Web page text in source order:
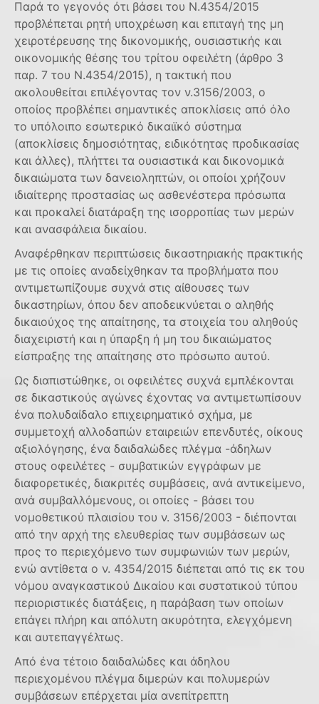
Παρά το γεγονός ότι βάσει του Ν.4354/2015
προβλέπεται ρητή υποχρέωση και επιταγή της μη
χειροτέρευσης της δικονομικής, ουσιαστικής και
οικονομικής θέσης του τρίτου οφειλέτη (άρθρο 3
παρ. 7 του Ν.4354/2015), η τακτική που
ακολουθείται επιλέγοντας τον ν.3156/2003, ο
οποίος προβλέπει σημαντικές αποκλίσεις από όλο
το υπόλοιπο εσωτερικό δικαιϊκό σύστημα
(αποκλίσεις δημοσιότητας, ειδικότητας προδικασίας
και άλλες), πλήττει τα ουσιαστικά και δικονομικά
δικαιώματα των δανειοληπτών, οι οποίοι χρήζουν
ιδιαίτερης προστασίας ως ασθενέστερα πρόσωπα
και προκαλεί διατάραξη της ισορροπίας των μερών
και ανασφάλεια δικαίου.
Αναφέρθηκαν περιπτώσεις δικαστηριακής πρακτικής
με τις οποίες αναδείχθηκαν τα προβλήματα που
αντιμετωπίζουμε συχνά στις αίθουσες των
δικαστηρίων, όπου δεν αποδεικνύεται ο αληθής
δικαιούχος της απαίτησης, τα στοιχεία του αληθούς
διαχειριστή και η ύπαρξη ή μη του δικαιώματος
είσπραξης της απαίτησης στο πρόσωπο αυτού.
Ως διαπιστώθηκε, οι οφειλέτες συχνά εμπλέκονται
σε δικαστικούς αγώνες έχοντας να αντιμετωπίσουν
ένα πολυδαίδαλο επιχειρηματικό σχήμα, με
συμμετοχή αλλοδαπών εταιρειών επενδυτές, οίκους
αξιολόγησης, ένα δαιδαλώδες πλέγμα -άδηλων
στους οφειλέτες - συμβατικών εγγράφων με
διαφορετικές, διακριτές συμβάσεις, ανά αντικείμενο,
ανά συμβαλλόμενους, οι οποίες - βάσει του
νομοθετικού πλαισίου του ν. 3156/2003 - διέπονται
από την αρχή της ελευθερίας των συμβάσεων ως
προς το περιεχόμενο των συμφωνιών των μερών,
ενώ αντίθετα ο ν. 4354/2015 διέπεται από τις εκ του
νόμου αναγκαστικού Δικαίου και συστατικού τύπου
περιοριστικές διατάξεις, η παράβαση των οποίων
επάγει πλήρη και απόλυτη ακυρότητα, ελεγχόμενη
και αυτεπαγγέλτως.
Από ένα τέτοιο δαιδαλώδες και άδηλου
περιεχομένου πλέγμα διμερών και πολυμερών
συμβάσεων επέρχεται μία ανεπίτρεπτη